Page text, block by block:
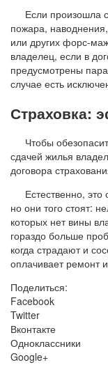
Если произошла
пожара,
или других форс-
владелец, если в
предусмотрены
случае есть
Страховка:
Чтобы
сдачей жилья
договора
Естественно,
но они того стоят:
которых нет вины
гораздо больше
когда страдают и
оплачивает ремонт
Поделиться:
Facebook
Twitter
Вконтакте
Одноклассники
Google+